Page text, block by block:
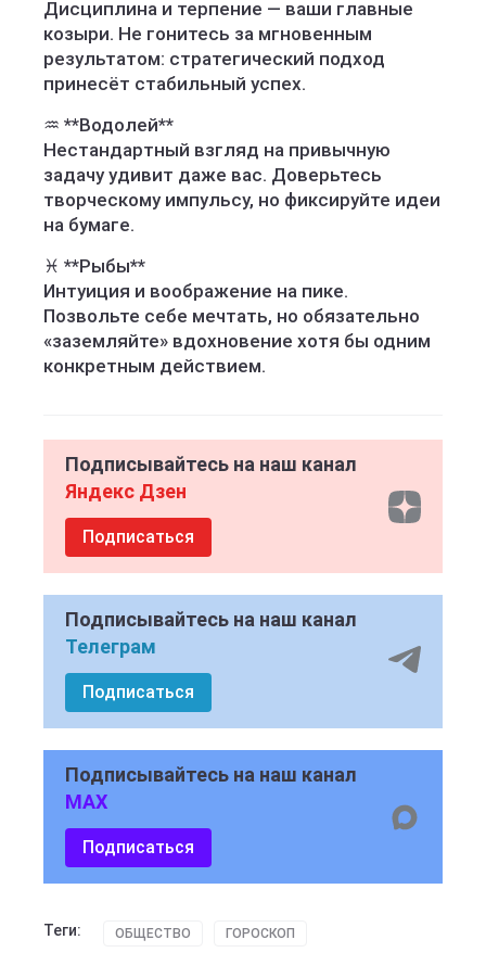
Дисциплина и терпение — ваши главные
козыри. Не гонитесь за мгновенным
результатом: стратегический подход
принесёт стабильный успех.
♒ **Водолей**
Нестандартный взгляд на привычную
задачу удивит даже вас. Доверьтесь
творческому импульсу, но фиксируйте идеи
на бумаге.
♓ **Рыбы**
Интуиция и воображение на пике.
Позвольте себе мечтать, но обязательно
«заземляйте» вдохновение хотя бы одним
конкретным действием.
Подписывайтесь на наш канал
Яндекс Дзен
Подписаться
Подписывайтесь на наш канал
Телеграм
Подписаться
Подписывайтесь на наш канал
MAX
Подписаться
Теги: ОБЩЕСТВО ГОРОСКОП